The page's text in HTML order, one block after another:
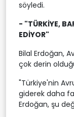
söyledi.
- "TÜRKİYE,
EDİYOR"
Bilal Erdoğan,
çok derin
"Türkiye'nin
giderek daha
Erdoğan, şu